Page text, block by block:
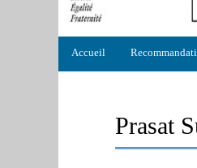
principal
Accueil
Prasat